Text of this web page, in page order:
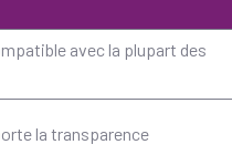
avec la plupart des
la transparence